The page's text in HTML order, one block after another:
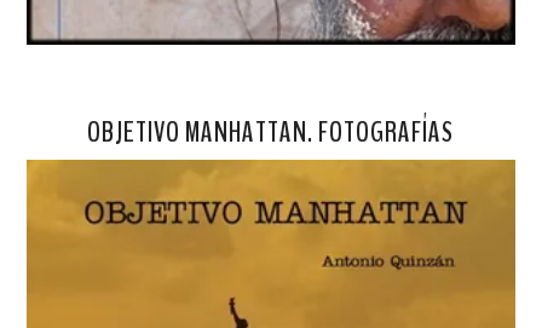
OBJETIVO MANHATTAN. FOTOGRAFÍAS